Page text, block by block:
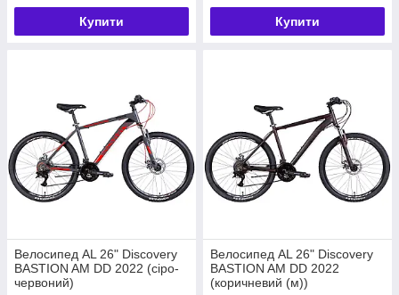
Купити Купити
Велосипед AL 26" Discovery
BASTION AM DD 2022 (сіро-
червоний)
Велосипед AL 26" Discovery
BASTION AM DD 2022
(коричневий (м))